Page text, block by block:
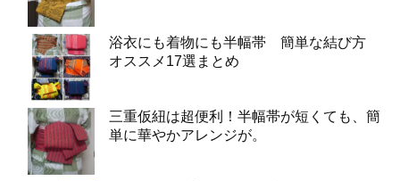
浴衣にも着物にも半幅帯 簡単な結び方
オススメ17選まとめ
三重仮紐は超便利！半幅帯が短くても、簡
単に華やかアレンジが。